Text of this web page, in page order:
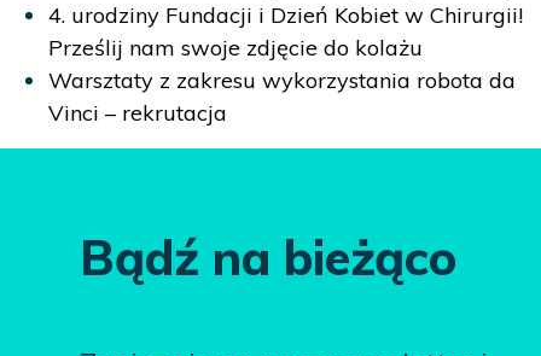
4. urodziny Fundacji i Dzień Kobiet w Chirurgii!
Prześlij nam swoje zdjęcie do kolażu
Warsztaty z zakresu wykorzystania robota da
Vinci – rekrutacja
Bądź na bieżąco